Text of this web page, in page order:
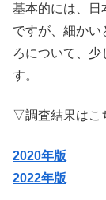
基本的には、日
ですが、細かい
ろについて、少
す。
▽調査結果はこ
2020年版
2022年版